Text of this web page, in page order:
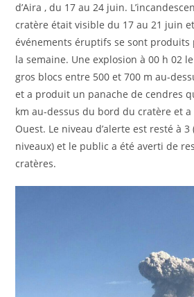
d’Aira , du 17 au 24 juin.
cratère était visible du 17 au 21 juin
événements éruptifs se sont produits
la semaine. Une explosion à 00 h 02
gros blocs entre 500 et 700 m au-
et a produit un panache de cendres
km au-dessus du bord du cratère et
Ouest. Le niveau d’alerte est resté à
niveaux) et le public a été averti de
cratères.